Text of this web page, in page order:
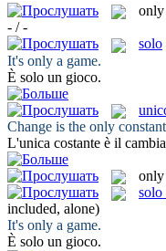
only
- / -
solo
It's only a game.
È solo un gioco.
Change is the only
L'unica costante è il
only
solo
included, alone)
It's only a game.
È solo un gioco.